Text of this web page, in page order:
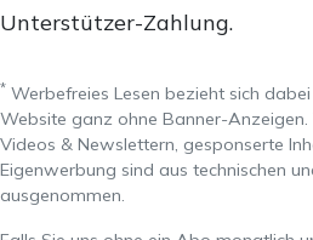
Unterstützer-Zahlung.
* Werbefreies Lesen bezieht sich
Website ganz ohne Banner-
Videos & Newslettern, gesponserte
Eigenwerbung sind aus technischen
ausgenommen.